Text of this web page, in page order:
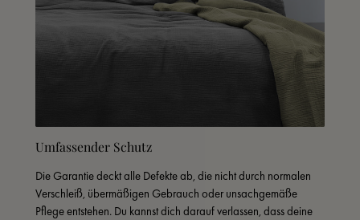
Umfassender Schutz
Die Garantie deckt alle Defekte ab, die nicht durch normalen
Verschleiß, übermäßigen Gebrauch oder unsachgemäße
Pflege entstehen. Du kannst dich darauf verlassen, dass deine